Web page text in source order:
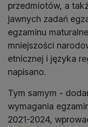
przedmiotów, a
jawnych zadań
egzaminu
mniejszości
etnicznej i języka
napisano.
Tym samym -
wymagania
2021-2024,